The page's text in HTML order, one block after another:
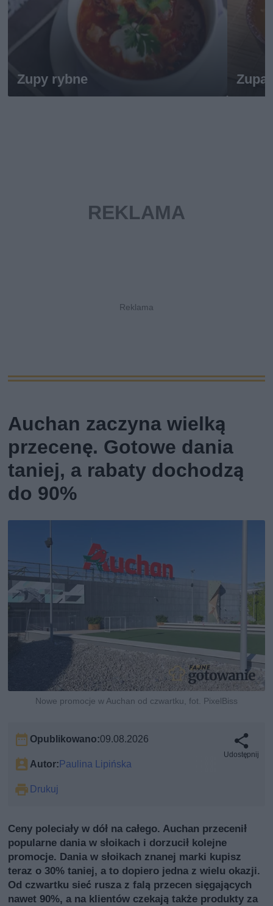
Zupy rybne Zupa
Auchan zaczyna wielką
przecenę. Gotowe dania
taniej, a rabaty dochodzą
do 90%
Nowe promocje w Auchan od czwartku, fot. PixelBiss
Opublikowano:09.08.2026
Autor: Paulina Lipińska
Drukuj
Udostępnij
Ceny poleciały w dół na całego. Auchan przecenił
popularne dania w słoikach i dorzucił kolejne
promocje. Dania w słoikach znanej marki kupisz
teraz o 30% taniej, a to dopiero jedna z wielu okazji.
Od czwartku sieć rusza z falą przecen sięgających
nawet 90%, a na klientów czekają także produkty za